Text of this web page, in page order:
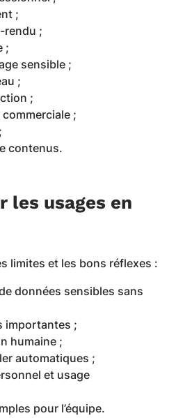
;
rendu ;
;
sensible ;
;
;
;
contenus.
les usages en
limites et les bons réflexes :
données sensibles sans
importantes ;
humaine ;
automatiques ;
et usage
pour l’équipe.